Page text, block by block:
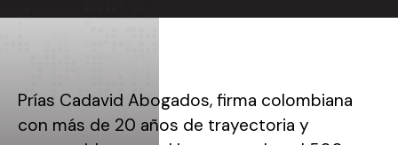
Prías Cadavid Abogados, firma colombiana
con más de 20 años de trayectoria y